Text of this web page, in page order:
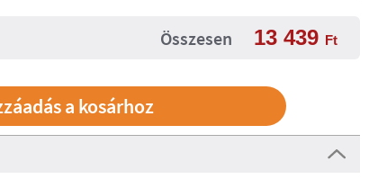
Összesen 13 439 Ft